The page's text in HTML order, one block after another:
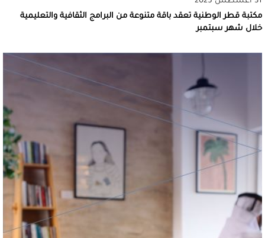
مكتبة قطر الوطنية تعقد باقة متنوعة من البرامج الثقافية والتعليمية
خلال شهر سبتمبر